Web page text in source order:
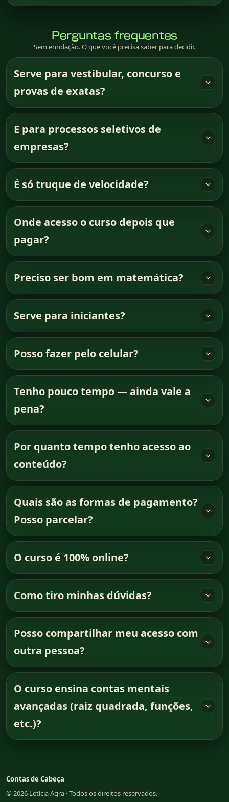
Perguntas frequentes
Sem enrolação. O que você precisa saber para decidir.
Serve para vestibular, concurso e
provas de exatas?
E para processos seletivos de
empresas?
É só truque de velocidade?
Onde acesso o curso depois que
pagar?
Preciso ser bom em matemática?
Serve para iniciantes?
Posso fazer pelo celular?
Tenho pouco tempo — ainda vale a
pena?
Por quanto tempo tenho acesso ao
conteúdo?
Quais são as formas de pagamento?
Posso parcelar?
O curso é 100% online?
Como tiro minhas dúvidas?
Posso compartilhar meu acesso com
outra pessoa?
O curso ensina contas mentais
avançadas (raiz quadrada, funções,
etc.)?
Contas de Cabeça
© 2026 Letícia Agra · Todos os direitos reservados.